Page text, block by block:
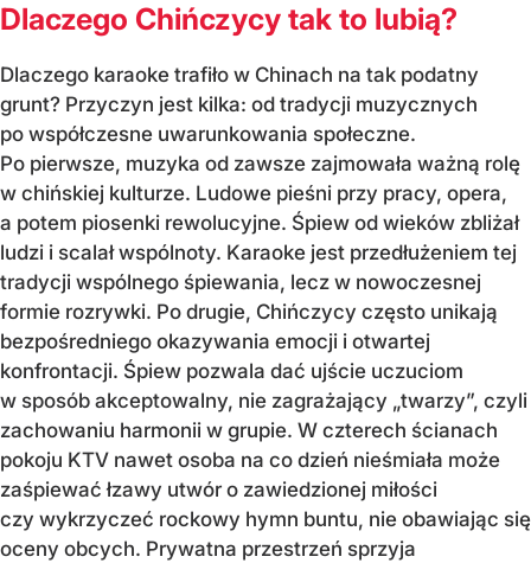
Dlaczego Chińczycy tak to lubią?
Dlaczego karaoke trafiło w Chinach na tak podatny
grunt? Przyczyn jest kilka: od tradycji muzycznych
po współczesne uwarunkowania społeczne.
Po pierwsze, muzyka od zawsze zajmowała ważną rolę
w chińskiej kulturze. Ludowe pieśni przy pracy, opera,
a potem piosenki rewolucyjne. Śpiew od wieków zbliżał
ludzi i scalał wspólnoty. Karaoke jest przedłużeniem tej
tradycji wspólnego śpiewania, lecz w nowoczesnej
formie rozrywki. Po drugie, Chińczycy często unikają
bezpośredniego okazywania emocji i otwartej
konfrontacji. Śpiew pozwala dać ujście uczuciom
w sposób akceptowalny, nie zagrażający „twarzy”, czyli
zachowaniu harmonii w grupie. W czterech ścianach
pokoju KTV nawet osoba na co dzień nieśmiała może
zaśpiewać łzawy utwór o zawiedzionej miłości
czy wykrzyczeć rockowy hymn buntu, nie obawiając się
oceny obcych. Prywatna przestrzeń sprzyja